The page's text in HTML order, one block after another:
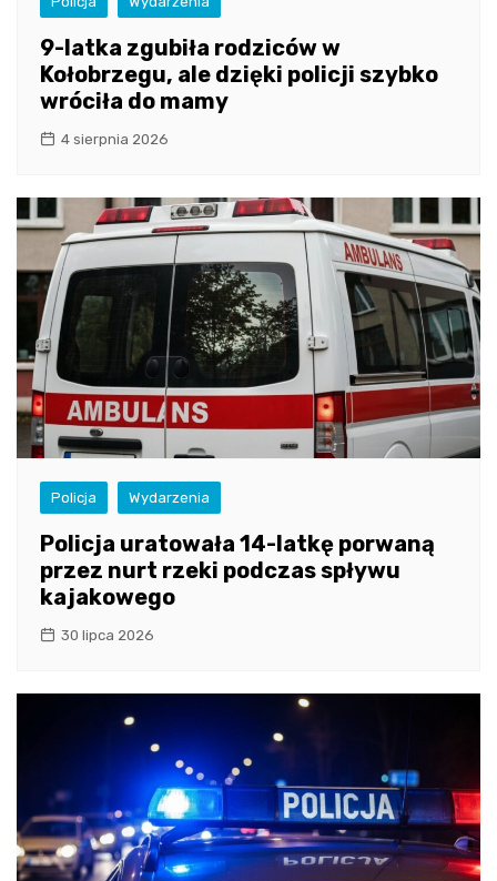
9-latka zgubiła rodziców w
Kołobrzegu, ale dzięki policji szybko
wróciła do mamy
4 sierpnia 2026
Policja Wydarzenia
Policja uratowała 14-latkę porwaną
przez nurt rzeki podczas spływu
kajakowego
30 lipca 2026